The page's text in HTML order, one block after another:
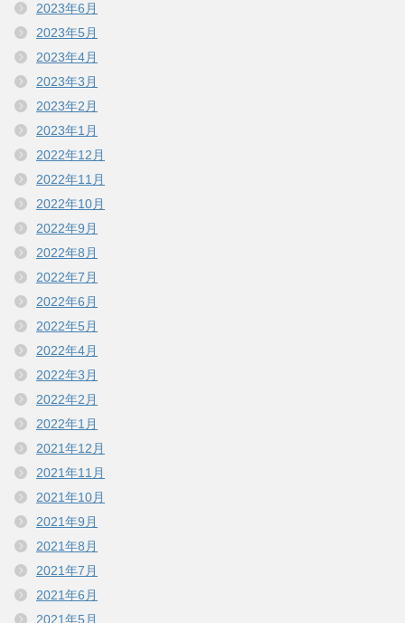
2023年6月
2023年5月
2023年4月
2023年3月
2023年2月
2023年1月
2022年12月
2022年11月
2022年10月
2022年9月
2022年8月
2022年7月
2022年6月
2022年5月
2022年4月
2022年3月
2022年2月
2022年1月
2021年12月
2021年11月
2021年10月
2021年9月
2021年8月
2021年7月
2021年6月
2021年5月